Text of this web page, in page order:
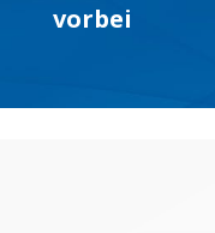
vorbei